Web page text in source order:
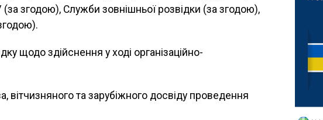
(за згодою), Служби зовнішньої розвідки (за згодою),
щодо здійснення у ході організаційно-
вітчизняного та зарубіжного досвіду проведення